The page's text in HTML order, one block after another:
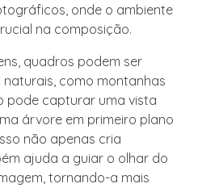
onde o ambiente
na composição.
quadros podem ser
como montanhas
pode capturar uma vista
árvore em primeiro plano
não apenas cria
ajuda a guiar o olhar do
tornando-a mais